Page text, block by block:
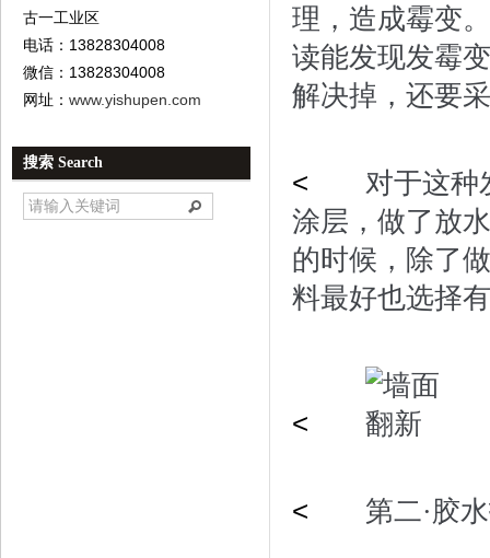
古一工业区
电话：13828304008
微信：13828304008
网址： www.yishupen.com
搜索 Search
理，造成霉变
读能发现发霉
解决掉，还要
< 对于这种发
涂层，做了放
的时候，除了
料最好也选择
<
< 第二·胶水